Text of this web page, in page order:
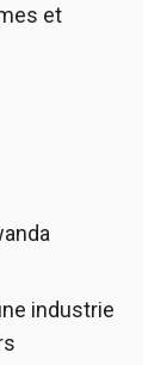
et
industrie